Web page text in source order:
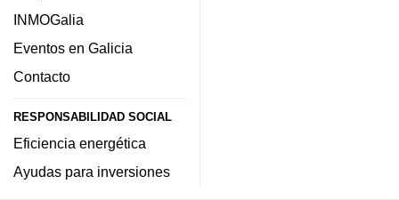
INMOGalia
Eventos en Galicia
Contacto
RESPONSABILIDAD SOCIAL
Eficiencia energética
Ayudas para inversiones